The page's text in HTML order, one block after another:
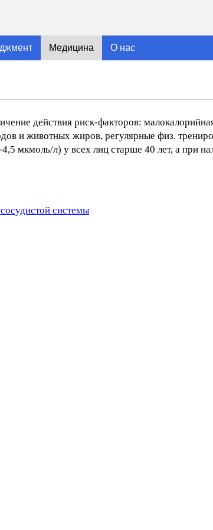
Медицина О нас
действия риск-факторов:
и животных жиров, регулярные физ.
мкмоль/л) у всех лиц старше 40 лет, а при
системы